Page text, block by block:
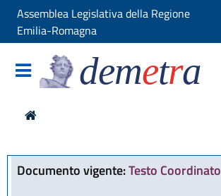
Assemblea Legislativa della Regione
Emilia-Romagna
demetra
Documento vigente:Testo Coordinato